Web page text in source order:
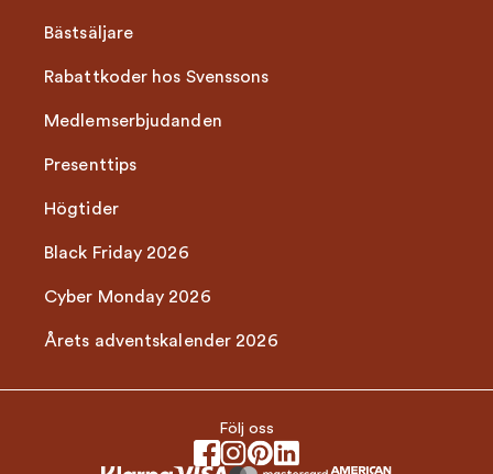
Bästsäljare
Rabattkoder hos Svenssons
Medlemserbjudanden
Presenttips
Högtider
Black Friday 2026
Cyber Monday 2026
Årets adventskalender 2026
Följ oss